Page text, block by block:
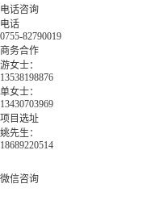
电话咨询
电话
0755-82790019
商务合作
游女士：
13538198876
单女士：
13430703969
项目选址
姚先生：
18689220514
微信咨询